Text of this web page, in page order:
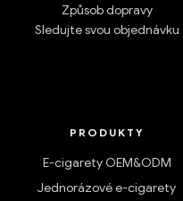
Způsob dopravy
Sledujte svou objednávku
PRODUKTY
E-cigarety OEM&ODM
Jednorázové e-cigarety